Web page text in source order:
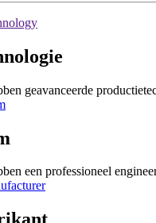
geavanceerde
een professioneel